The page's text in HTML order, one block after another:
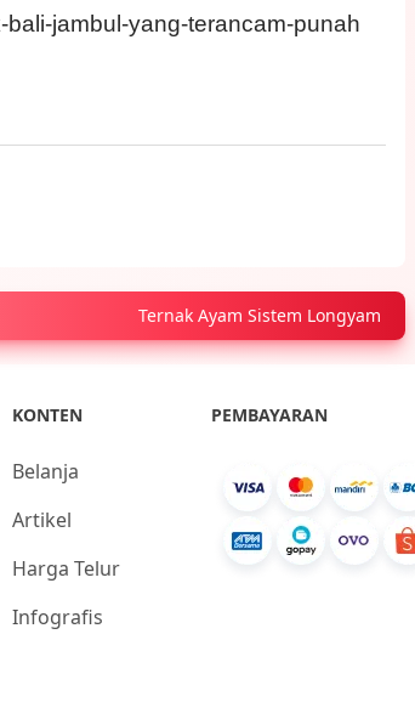
jambul-yang-terancam-punah
Ternak Ayam Sistem Longyam
KONTEN
Belanja
Artikel
Harga Telur
Infografis
PEMBAYARAN